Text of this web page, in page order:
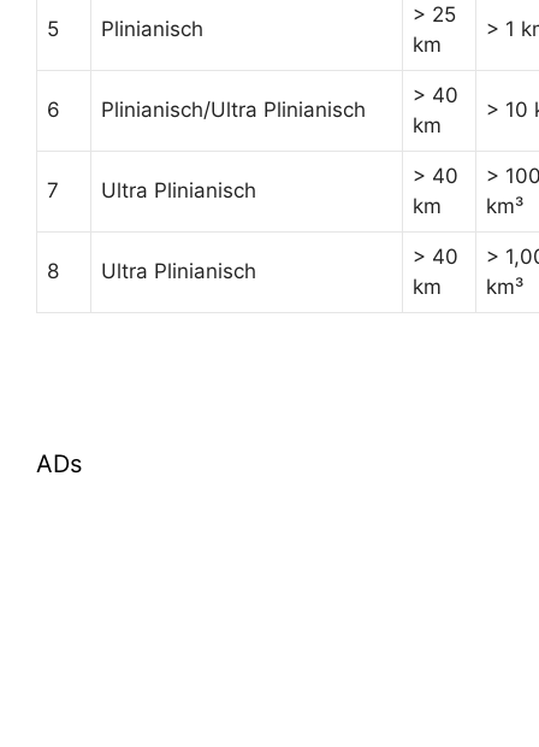
5 Plinianisch
> 25
km
> 1
6 Plinianisch/Ultra Plinianisch
> 40
km
> 10
7 Ultra Plinianisch
> 40
km
>
km³
8 Ultra Plinianisch
> 40
km
>
km³
ADs